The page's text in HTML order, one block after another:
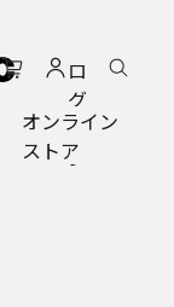
ロ
グ
イ
ン
オンライン
ストア